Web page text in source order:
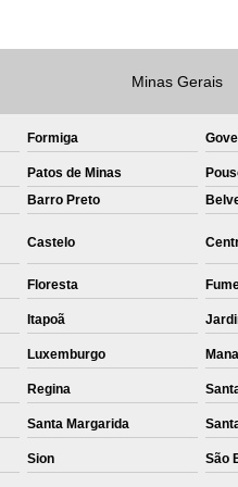
Bones
Private Label
Private Label
Label de Malhas
Private
Sublimação de Camisetas de
Sublimação em
Sublimação em
em Tecido de
Sublimação Total em
Minas Gerais
Formiga
Patos de Minas
Barro Preto
Castelo
Floresta
Itapoã
Luxemburgo
Regina
Santa Margarida
Sion São